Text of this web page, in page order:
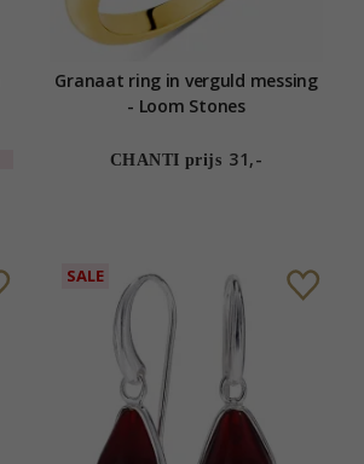
Granaat ring in verguld messing
- Loom Stones
CHANTI prijs 31,-
SALE